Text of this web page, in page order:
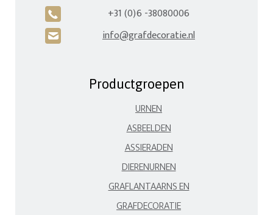
A +31 (0)6 -38080006
H info@grafdecoratie.nl
Productgroepen
URNEN
ASBEELDEN
ASSIERADEN
DIERENURNEN
GRAFLANTAARNS EN
GRAFDECORATIE